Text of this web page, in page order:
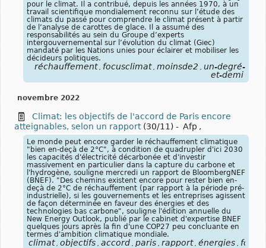
pour le climat. Il a contribué, depuis les années 1970, à un
travail scientifique mondialement reconnu sur l’étude des
climats du passé pour comprendre le climat présent à partir
de l’analyse de carottes de glace. Il a assumé des
responsabilités au sein du Groupe d’experts
intergouvernemental sur l’évolution du climat (Giec)
mandaté par les Nations unies pour éclairer et mobiliser les
décideurs politiques.
réchauffement focusclimat moinsde2
un-degré-
et-demi
novembre 2022
Climat: les objectifs de l'accord de Paris encore
atteignables, selon un rapport (30/11) - Afp ,
Le monde peut encore garder le réchauffement climatique
"bien en-deçà de 2°C", à condition de quadrupler d'ici 2030
les capacités d'électricité décarbonée et d'investir
massivement en particulier dans la capture du carbone et
l'hydrogène, souligne mercredi un rapport de BloombergNEF
(BNEF). "Des chemins existent encore pour rester bien en-
deçà de 2°C de réchauffement (par rapport à la période pré-
industrielle), si les gouvernements et les entreprises agissent
de façon déterminée en faveur des énergies et des
technologies bas carbone", souligne l'édition annuelle du
New Energy Outlook, publié par le cabinet d'expertise BNEF
quelques jours après la fin d'une COP27 peu concluante en
termes d'ambition climatique mondiale.
climat objectifs accord paris rapport énergies